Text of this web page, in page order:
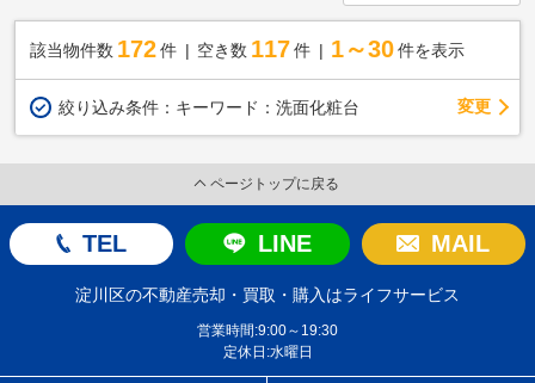
該当物件数 172件 空き数 117 件 1～30 件を表示
絞り込み条件： キーワード：洗面化粧台 変更
ページトップに戻る
TEL LINE MAIL
淀川区の不動産売却・買取・購入はライフサービス
営業時間:9:00～19:30
定休日:水曜日